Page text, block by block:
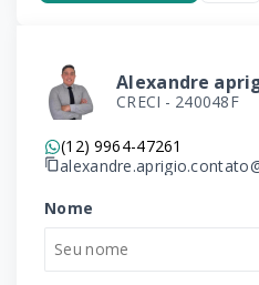
Alexandre
CRECI - 240048F
(12) 9964-47261
Nome